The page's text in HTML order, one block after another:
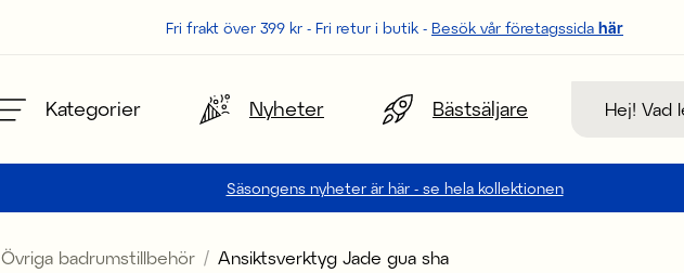
Fri frakt över 399 kr - Fri retur i butik - Besök vår företagssida här
Kategorier Nyheter Bästsäljare
Säsongens nyheter är här - se hela kollektionen
Övriga badrumstillbehör Ansiktsverktyg Jade gua sha